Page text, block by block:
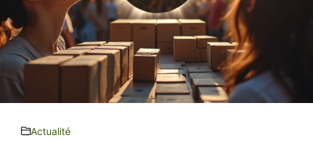
Actualité